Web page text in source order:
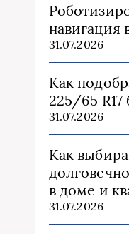
навигация
31.07.2026
Как
225/65
31.07.2026
Как
в доме и
31.07.2026